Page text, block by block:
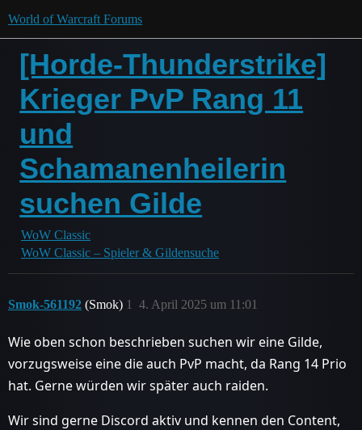
World of Warcraft Forums
[Horde-Thunderstrike]
Krieger PvP Rang 11
und
Schamanenheilerin
suchen Gilde
WoW Classic
WoW Classic – Spieler & Gildensuche
Smok-561192 (Smok) 4. April 2025 um 11:01
1
Wie oben schon beschrieben suchen wir eine Gilde,
vorzugsweise eine die auch PvP macht, da Rang 14 Prio
hat. Gerne würden wir später auch raiden.
Wir sind gerne Discord aktiv und kennen den Content,